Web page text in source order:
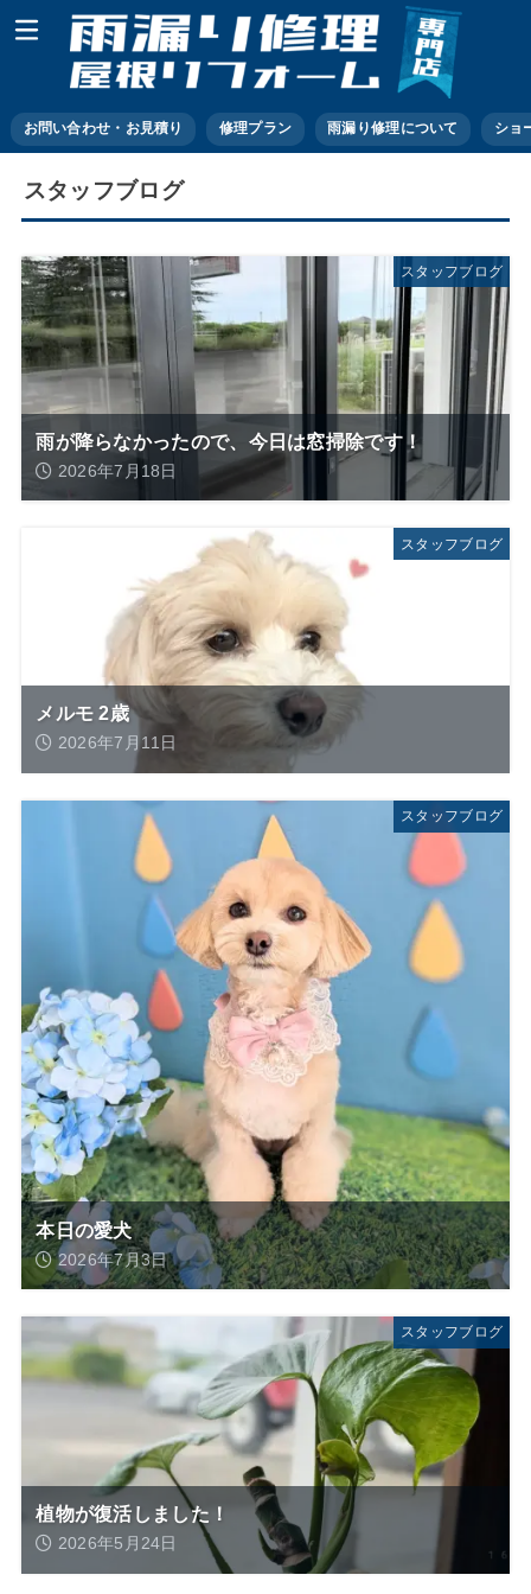
お問い合わせ・お見積り 修理プラン 雨漏り修理について ショ
スタッフブログ
スタッフブログ
雨が降らなかったので、今日は窓掃除です！
2026年7月18日
スタッフブログ
メルモ 2歳
2026年7月11日
スタッフブログ
本日の愛犬
2026年7月3日
スタッフブログ
植物が復活しました！
2026年5月24日